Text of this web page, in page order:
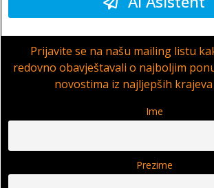
Prijavite se na našu mailing listu
redovno obavještavali o najboljim
novostima iz najljepših
Ime
Prezime